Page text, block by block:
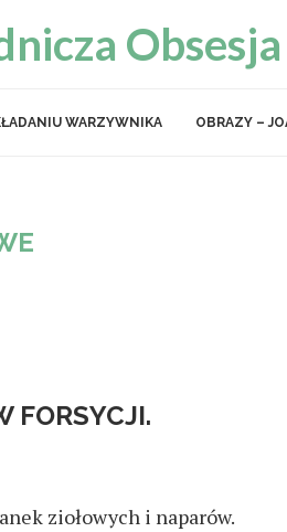
Obsesja
WARZYWNIKA OBRAZY –
FORSYCJI.
ziołowych i naparów.